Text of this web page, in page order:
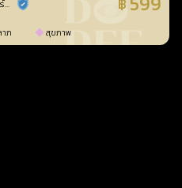
อภิญญาเบอร์มงคล เบอร์สวยเลขศาสตร์ ร้านยืนยันแล้ว
าภ สุขภาพ